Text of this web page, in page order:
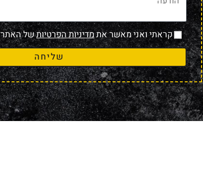
קראתי ואני מאשר אתמדיניות הפרטיותשל האתר
שליחה